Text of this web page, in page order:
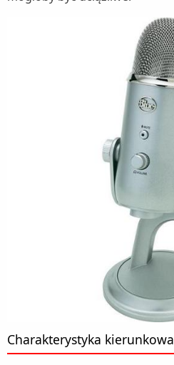
Charakterystyka kierunkowa